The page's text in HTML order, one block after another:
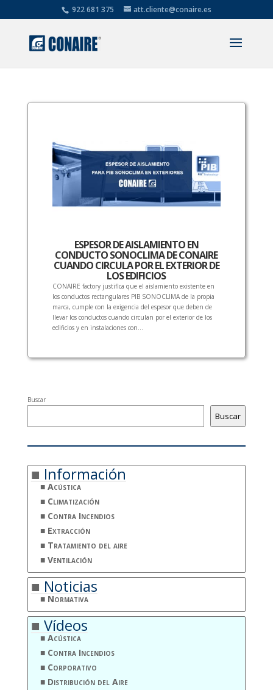
922 681 375 att.cliente@conaire.es
ESPESOR DE AISLAMIENTO EN
CONDUCTO SONOCLIMA DE CONAIRE
CUANDO CIRCULA POR EL EXTERIOR DE
LOS EDIFICIOS
CONAIRE factory justifica que el aislamiento existente en
los conductos rectangulares PIB SONOCLIMA de la propia
marca, cumple con la exigencia del espesor que deben de
llevar los conductos cuando circulan por el exterior de los
edificios y en instalaciones con...
Buscar
Buscar
Información
Acústica
Climatización
Contra Incendios
Extracción
Tratamiento del aire
Ventilación
Noticias
Normativa
Vídeos
Acústica
Contra Incendios
Corporativo
Distribución del Aire